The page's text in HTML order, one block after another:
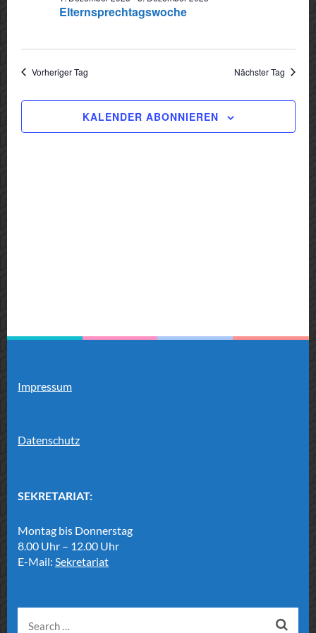
2025Elternsprechtagswoche
Vorheriger Tag Nächster Tag
KALENDER ABONNIEREN
Impressum
Datenschutz
SEKRETARIAT:
Montag bis Donnerstag
8.00 Uhr – 12.00 Uhr
E-Mail: Sekretariat
Search